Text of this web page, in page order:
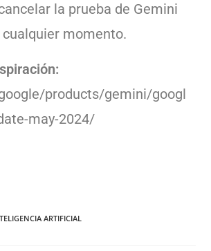
la prueba de Gemini
cualquier momento.
products/gemini/googl
may-2024/
ARTIFICIAL